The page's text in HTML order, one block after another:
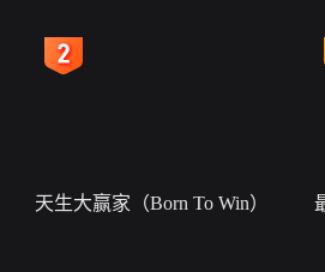
天生大赢家（Born To Win）